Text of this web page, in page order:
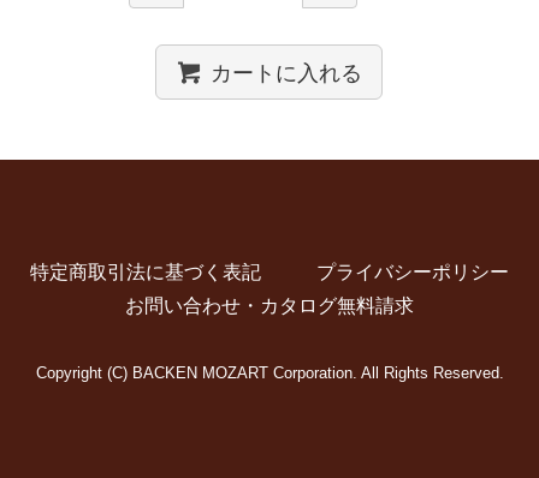
カートに入れる
特定商取引法に基づく表記
プライバシーポリシー
お問い合わせ・カタログ無料請求
Copyright (C) BACKEN MOZART Corporation. All Rights Reserved.